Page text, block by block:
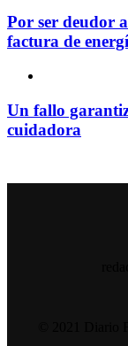
Por ser deudor
factura de
Un fallo
cuidadora